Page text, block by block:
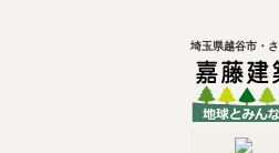
埼玉県越谷市・